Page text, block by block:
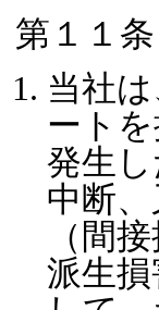
第１１
当社
ート
発生
中断
（間
派生